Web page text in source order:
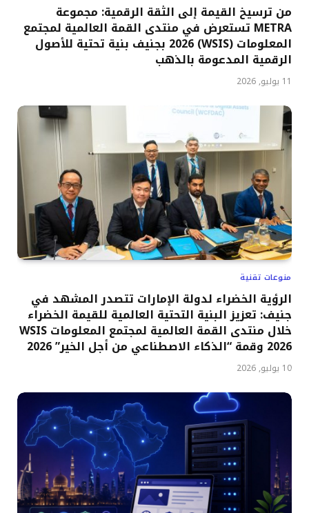
من ترسيخ القيمة إلى الثقة الرقمية: مجموعة
METRA تستعرض في منتدى القمة العالمية لمجتمع
المعلومات (WSIS) 2026 بجنيف بنية تحتية للأصول
الرقمية المدعومة بالذهب
11 يوليو, 2026
منوعات تقنية
الرؤية الخضراء لدولة الإمارات تتصدر المشهد في
جنيف: تعزيز البنية التحتية العالمية للقيمة الخضراء
خلال منتدى القمة العالمية لمجتمع المعلومات WSIS
2026 وقمة “الذكاء الاصطناعي من أجل الخير” 2026
10 يوليو, 2026